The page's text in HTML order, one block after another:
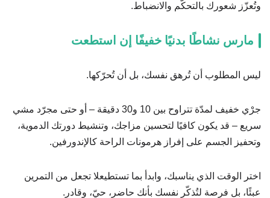
وتُعزّز شعورك بالتحكّم والانضباط.
مارس نشاطًا بدنيًا خفيفًا إن استطعت
ليس المطلوب أن تُرهق نفسك، بل أن تُحرّكها.
جرْي خفيف لمدّة تتراوح بين 10 و30 دقيقة – أو حتى مجرّد مشي
سريع – قد يكون كافيًا لتحسين مزاجك، وتنشيط دورتك الدموية،
وتحفيز الجسم على إفراز هرمونات الراحة كالإندورفين.
اختر الوقت الذي يناسبك، وابدأ بما تستطيعلا تجعل من التمرين
عبئًا، بل فرصة لتُذكّر نفسك بأنك حاضر، حيّ، وقادر.